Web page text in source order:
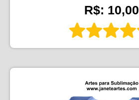
R$: 10,00